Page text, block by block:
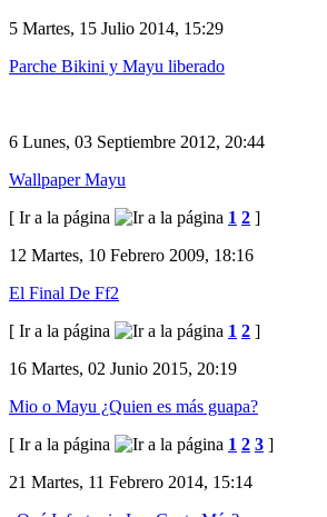
5 Martes, 15 Julio 2014, 15:29
Parche Bikini y Mayu liberado
6 Lunes, 03 Septiembre 2012, 20:44
Wallpaper Mayu
[ Ir a la página
1 2 ]
12 Martes, 10 Febrero 2009, 18:16
El Final De Ff2
[ Ir a la página
1 2 ]
16 Martes, 02 Junio 2015, 20:19
Mio o Mayu ¿Quien es más guapa?
[ Ir a la página
1 2 3 ]
21 Martes, 11 Febrero 2014, 15:14